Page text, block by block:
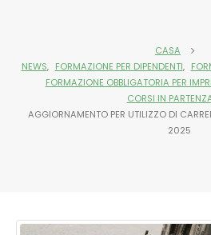
CASA
NEWS, FORMAZIONE PER DIPENDENTI,
FORMAZIONE OBBLIGATORIA PER
CORSI IN
AGGIORNAMENTO PER UTILIZZO DI
2025